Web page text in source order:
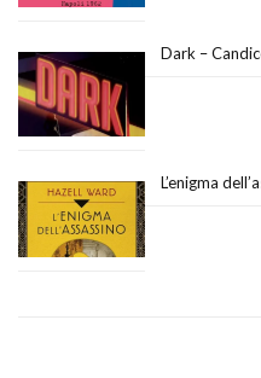
Dark –
L’enigma